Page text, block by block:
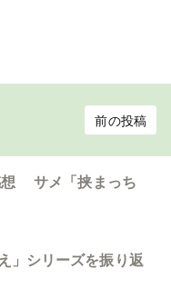
前の投稿
想 サメ「挟まっち
」シリーズを振り返